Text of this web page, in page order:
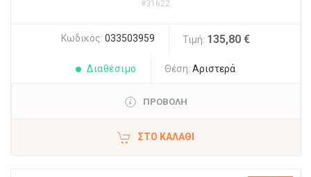
#31622
Κωδικός: 033503959 Τιμή: 135,80 €
Διαθέσιμο Θέση: Αριστερά
ΠΡΟΒΟΛΗ
ΣΤΟ ΚΑΛΆΘΙ